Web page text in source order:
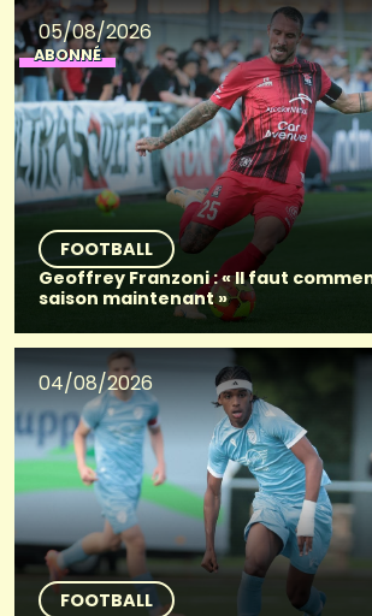
05/08/2026
ABONNÉ
FOOTBALL
Geoffrey Franzoni : « Il faut
saison maintenant »
04/08/2026
FOOTBALL